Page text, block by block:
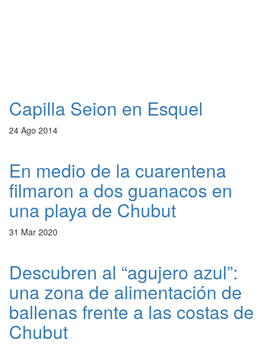
Capilla Seion en Esquel
24 Ago 2014
En medio de la cuarentena
filmaron a dos guanacos en
una playa de Chubut
31 Mar 2020
Descubren al “agujero azul”:
una zona de alimentación de
ballenas frente a las costas de
Chubut